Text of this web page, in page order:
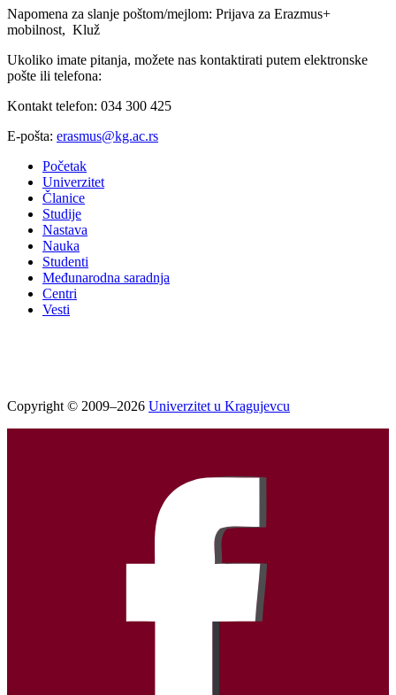
Napomena za slanje poštom/mejlom: Prijava za Erazmus+
mobilnost, Kluž
Ukoliko imate pitanja, možete nas kontaktirati putem elektronske
pošte ili telefona:
Kontakt telefon: 034 300 425
E-pošta: erasmus@kg.ac.rs
Početak
Univerzitet
Članice
Studije
Nastava
Nauka
Studenti
Međunarodna saradnja
Centri
Vesti
Copyright © 2009–2026 Univerzitet u Kragujevcu